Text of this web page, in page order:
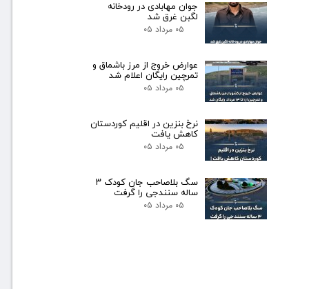
جوان مهابادی در رودخانه
لگبن غرق شد
۰۵ مرداد ۰۵
عوارض خروج از مرز باشماق و
تمرچین رایگان اعلام شد
۰۵ مرداد ۰۵
نرخ بنزین در اقلیم کوردستان
کاهش یافت
۰۵ مرداد ۰۵
سگ بلاصاحب جان کودک ۳
ساله سنندجی را گرفت
۰۵ مرداد ۰۵